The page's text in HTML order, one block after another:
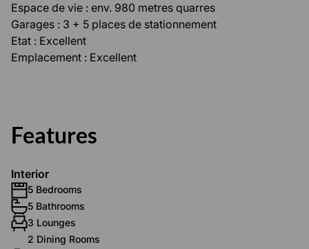
Espace de vie : env. 980 metres quarres
Garages : 3 + 5 places de stationnement
Etat : Excellent
Emplacement : Excellent
Features
Interior
5 Bedrooms
5 Bathrooms
3 Lounges
2 Dining Rooms